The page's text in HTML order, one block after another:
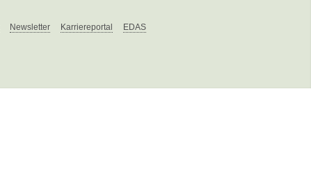
Newsletter Karriereportal EDAS